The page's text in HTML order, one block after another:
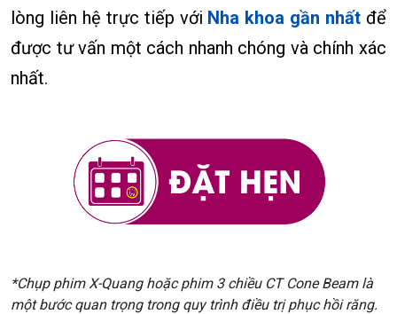
lòng liên hệ trực tiếp với Nha khoa gần nhất để
được tư vấn một cách nhanh chóng và chính xác
nhất.
*Chụp phim X-Quang hoặc phim 3 chiều CT Cone Beam là
một bước quan trọng trong quy trình điều trị phục hồi răng.